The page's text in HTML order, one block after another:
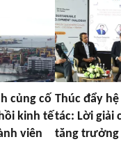
củng cố
kinh tế
viên
Thúc đẩy
tác: Lời giải
tăng